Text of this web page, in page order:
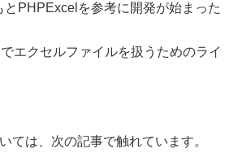
PHPExcelを参考に開発が始まった
エクセルファイルを扱うためのライ
ては、次の記事で触れています。